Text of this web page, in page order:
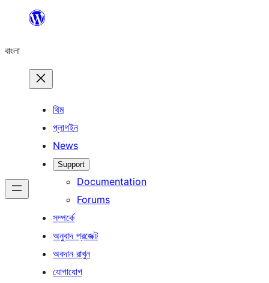
যান
বাংলা
থিম
প্লাগইন
News
Support
Documentation
Forums
সম্পর্কে
অনুবাদ প্রজেক্ট
অবদান রাখুন
যোগাযোগ